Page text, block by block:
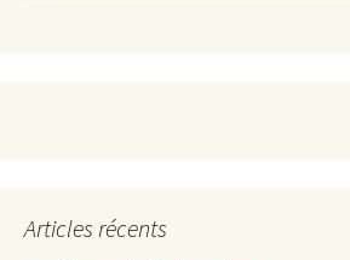
Articles récents